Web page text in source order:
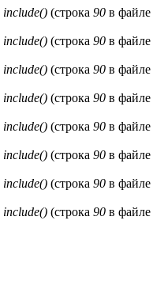
include() (строка 90 в файле
include() (строка 90 в файле
include() (строка 90 в файле
include() (строка 90 в файле
include() (строка 90 в файле
include() (строка 90 в файле
include() (строка 90 в файле
include() (строка 90 в файле